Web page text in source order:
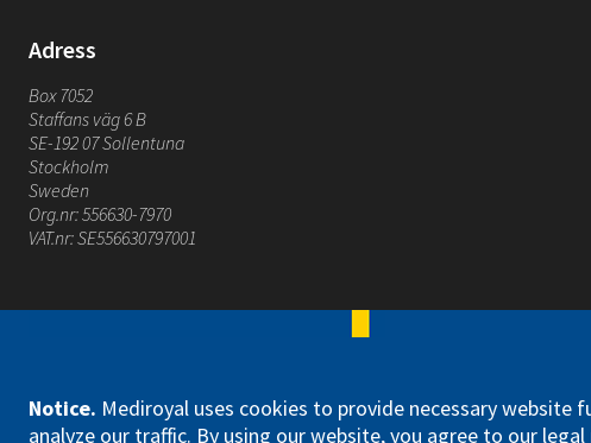
Adress
Box 7052
Staffans väg 6 B
SE-192 07 Sollentuna
Stockholm
Sweden
Org.nr: 556630-7970
VAT.nr: SE556630797001
Notice. Mediroyal uses cookies to provide necessary website
analyze our traffic. By using our website, you agree to our legal